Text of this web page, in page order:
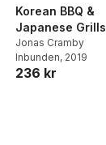
röster:
Korean BBQ &
Japanese Grills
Jonas Cramby
Inbunden, 2019
236 kr